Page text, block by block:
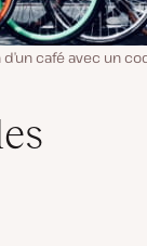
café avec un